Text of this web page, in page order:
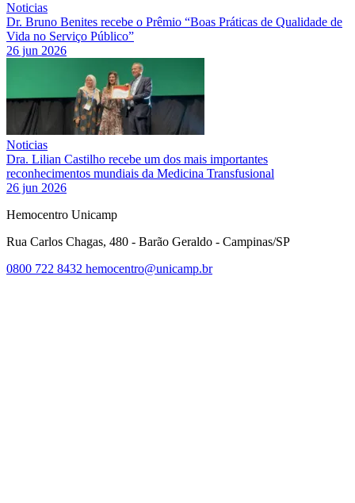
Noticias
Dr. Bruno Benites recebe o Prêmio “Boas Práticas de Qualidade de
Vida no Serviço Público”
26 jun 2026
Noticias
Dra. Lilian Castilho recebe um dos mais importantes
reconhecimentos mundiais da Medicina Transfusional
26 jun 2026
Hemocentro Unicamp
Rua Carlos Chagas, 480 - Barão Geraldo - Campinas/SP
0800 722 8432 hemocentro@unicamp.br